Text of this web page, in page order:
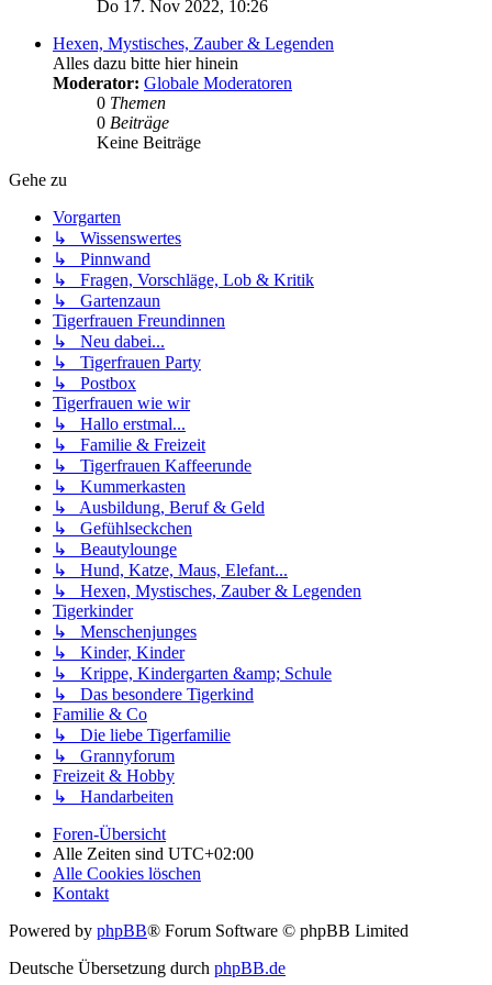
Do 17. Nov 2022, 10:26
Hexen, Mystisches, Zauber & Legenden
Alles dazu bitte hier hinein
Moderator: Globale Moderatoren
0 Themen
0 Beiträge
Keine Beiträge
Gehe zu
Vorgarten
↳ Wissenswertes
↳ Pinnwand
↳ Fragen, Vorschläge, Lob & Kritik
↳ Gartenzaun
Tigerfrauen Freundinnen
↳ Neu dabei...
↳ Tigerfrauen Party
↳ Postbox
Tigerfrauen wie wir
↳ Hallo erstmal...
↳ Familie & Freizeit
↳ Tigerfrauen Kaffeerunde
↳ Kummerkasten
↳ Ausbildung, Beruf & Geld
↳ Gefühlseckchen
↳ Beautylounge
↳ Hund, Katze, Maus, Elefant...
↳ Hexen, Mystisches, Zauber & Legenden
Tigerkinder
↳ Menschenjunges
↳ Kinder, Kinder
↳ Krippe, Kindergarten &amp; Schule
↳ Das besondere Tigerkind
Familie & Co
↳ Die liebe Tigerfamilie
↳ Grannyforum
Freizeit & Hobby
↳ Handarbeiten
Foren-Übersicht
Alle Zeiten sind UTC+02:00
Alle Cookies löschen
Kontakt
Powered by phpBB® Forum Software © phpBB Limited
Deutsche Übersetzung durch phpBB.de